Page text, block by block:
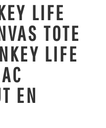
LIFE
TOTE
LIFE
EN